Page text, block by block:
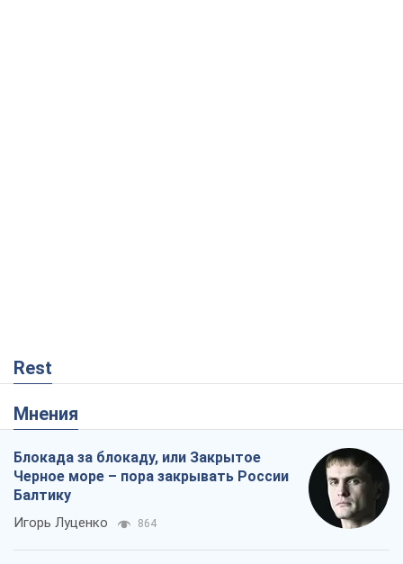
Rest
Мнения
Блокада за блокаду, или Закрытое
Черное море – пора закрывать России
Балтику
Игорь Луценко 864